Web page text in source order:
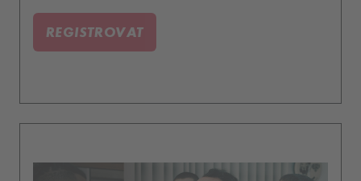
REGISTROVAT